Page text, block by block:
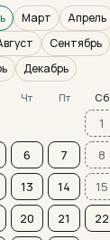
Март Апрель
Сентябрь
Декабрь
Чт Пт Сб
1
6 7 8
13 14 15
20 21 22